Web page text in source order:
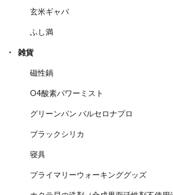
玄米ギャバ
ふし満
雑貨
磁性鍋
O4酸素パワーミスト
グリーンパン バルセロナプロ
ブラックシリカ
寝具
プライマリーウォーキンググッズ